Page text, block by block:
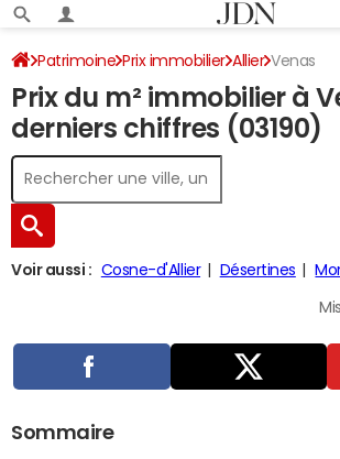
Patrimoine Prix immobilier Allier Venas
Prix du m² immobilier à
derniers chiffres (03190)
Voir aussi : Cosne-d'Allier Désertines
Sommaire